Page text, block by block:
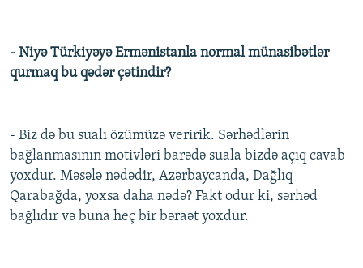
- Niyə Türkiyəyə Ermənistanla normal münasibətlər
qurmaq bu qədər çətindir?
- Biz də bu sualı özümüzə veririk. Sərhədlərin
bağlanmasının motivləri barədə suala bizdə açıq cavab
yoxdur. Məsələ nədədir, Azərbaycanda, Dağlıq
Qarabağda, yoxsa daha nədə? Fakt odur ki, sərhəd
bağlıdır və buna heç bir bəraət yoxdur.